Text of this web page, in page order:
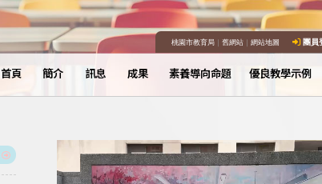
桃園市教育局｜ 舊網站｜ 網站地圖 團員
首頁 簡介 訊息 成果 素養導向命題 優良教學示例